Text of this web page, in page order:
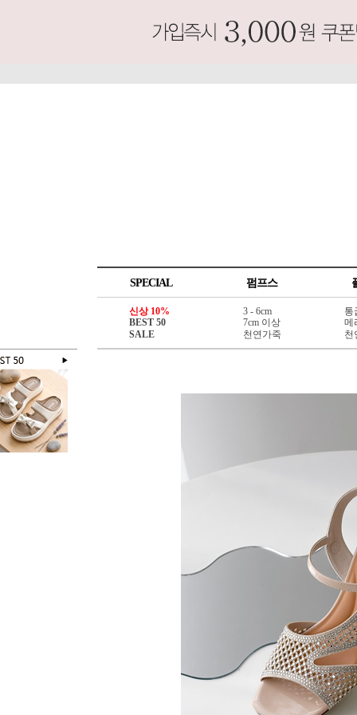
SPECIAL 펌프스
신상 10%
BEST 50
SALE
3 - 6cm
7cm 이상
천연가죽
통
메
천